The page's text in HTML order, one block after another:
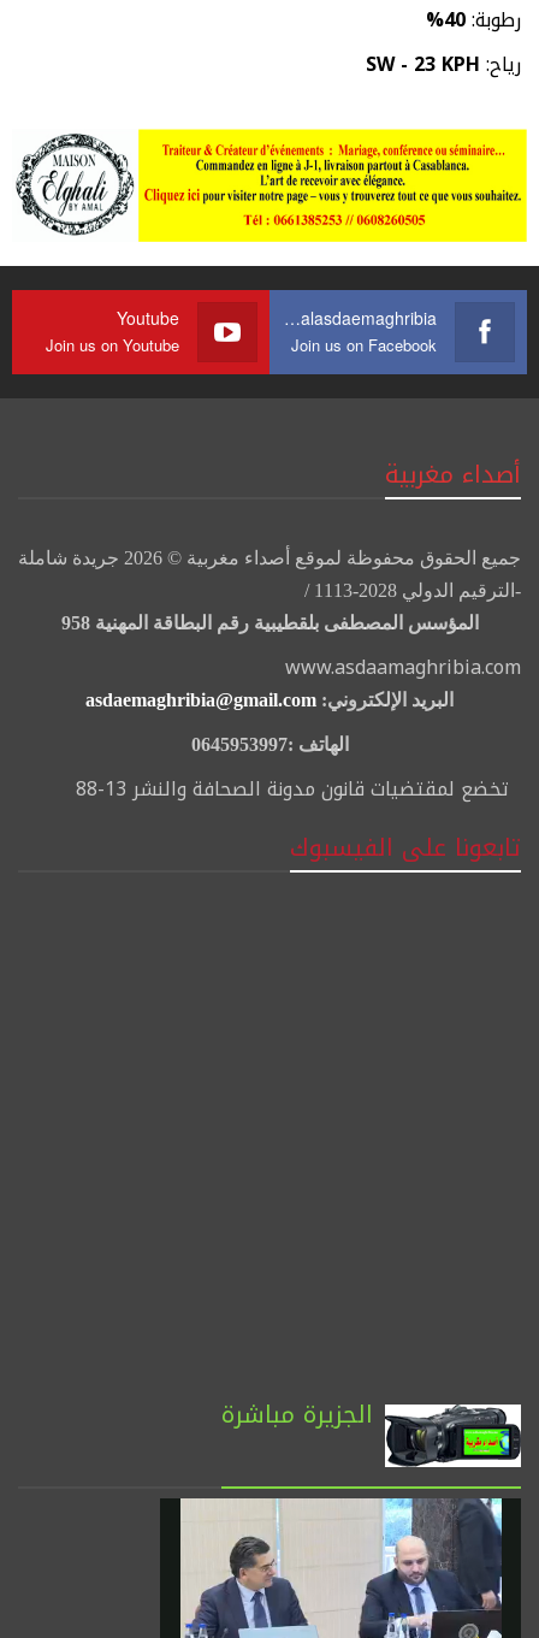
رطوبة:40%
رياح:SW - 23 KPH
https://web.facebook.com/journalasdaemaghribia/
Join us on Facebook
Youtube
Join us on Youtube
أصداء مغربية
جميع الحقوق محفوظة لموقع أصداء مغربية © 2026 جريدة شاملة
-الترقيم الدولي 2028-1113 /
المؤسس المصطفى بلقطيبية رقم البطاقة المهنية 958
www.asdaamaghribia.com
البريد الإلكتروني: asdaemaghribia@gmail.com
الهاتف :0645953997
تخضع لمقتضيات قانون مدونة الصحافة والنشر 13-88
تابعونا على الفيسبوك
الجزيرة مباشرة